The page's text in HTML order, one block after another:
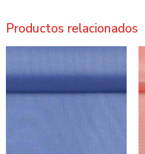
Productos relacionados